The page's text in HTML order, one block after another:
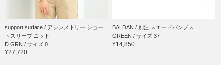
support surface / アシンメトリー ショー
トスリーブ ニット
D.GRN / サイズ 0
¥27,720
BALDAN / 別注 スエードパンプス
GREEN / サイズ 37
¥14,850